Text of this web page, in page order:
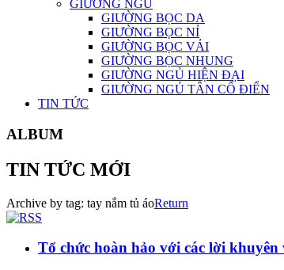
GIƯỜNG NGỦ
GIƯỜNG BỌC DA
GIƯỜNG BỌC NỈ
GIƯỜNG BỌC VẢI
GIƯỜNG BỌC NHUNG
GIƯỜNG NGỦ HIỆN ĐẠI
GIƯỜNG NGỦ TÂN CỔ ĐIỂN
TIN TỨC
ALBUM
TIN TỨC MỚI
Archive by tag: tay nắm tủ áoReturn
Tổ chức hoàn hảo với các lời